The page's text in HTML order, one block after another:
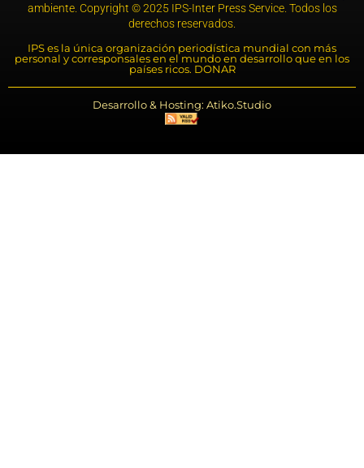
ambiente. Copyright © 2025 IPS-Inter Press Service. Todos los
derechos reservados.
IPS es la única organización periodística mundial con más
personal y corresponsales en el mundo en desarrollo que en los
países ricos. DONAR
Desarrollo & Hosting: Atiko.Studio